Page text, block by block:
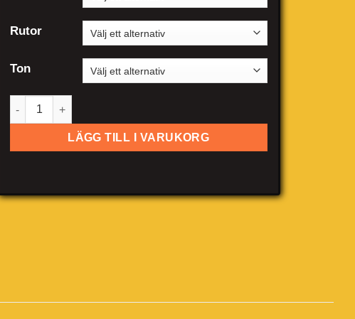
Rutor
Ton
Volvo S40 sedan mängd
LÄGG TILL I VARUKORG